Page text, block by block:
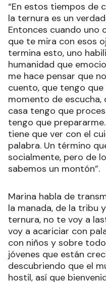
“En estos tiempos de
la ternura es un
Entonces cuando uno
que te mira con esos
termina esto, uno
humanidad que
me hace pensar que
cuento, que tengo
momento de escucha,
casa tengo que
tengo que
tiene que ver con el
palabra. Un término
socialmente, pero de
sabemos un montón”.
Marina habla de
la manada, de la tribu
ternura, no te voy a
voy a acariciar con
con niños y sobre
jóvenes que están
descubriendo que el
hostil, así que